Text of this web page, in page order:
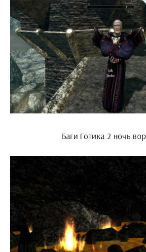
Баги Готика 2 ночь